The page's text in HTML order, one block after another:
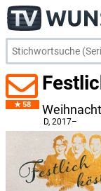
58
D, 2017–